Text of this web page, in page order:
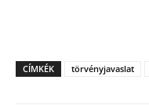
CÍMKÉK törvényjavaslat